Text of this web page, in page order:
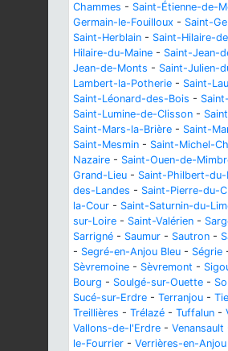
Chammes - Saint-Étienne-de-
Germain-le-Fouilloux - Saint-
Saint-Herblain - Saint-Hilaire-
Hilaire-du-Maine - Saint-Jean-
Jean-de-Monts - Saint-Julien-
Lambert-la-Potherie - Saint-
Saint-Léonard-des-Bois -
Saint-Lumine-de-Clisson -
Saint-Mars-la-Brière - Saint-
Saint-Mesmin - Saint-Michel-
Nazaire - Saint-Ouen-de-
Grand-Lieu - Saint-Philbert-du-
des-Landes - Saint-Pierre-du-
la-Cour - Saint-Saturnin-du-
sur-Loire - Saint-Valérien -
Sarrigné - Saumur - Sautron -
- Segré-en-Anjou Bleu - Ségrie
Sèvremoine - Sèvremont -
Bourg - Soulgé-sur-Ouette -
Sucé-sur-Erdre - Terranjou -
Treillières - Trélazé - Tuffalun -
Vallons-de-l'Erdre - Venansault
le-Fourrier - Verrières-en-Anjou